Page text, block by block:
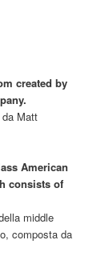
created by
Matt
American
consists of
middle
composta da